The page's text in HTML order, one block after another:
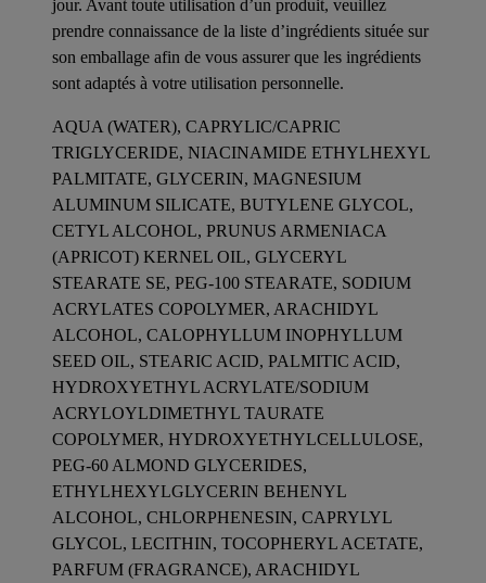
jour. Avant toute utilisation d’un produit, veuillez
prendre connaissance de la liste d’ingrédients située sur
son emballage afin de vous assurer que les ingrédients
sont adaptés à votre utilisation personnelle.
AQUA (WATER), CAPRYLIC/CAPRIC
TRIGLYCERIDE, NIACINAMIDE ETHYLHEXYL
PALMITATE, GLYCERIN, MAGNESIUM
ALUMINUM SILICATE, BUTYLENE GLYCOL,
CETYL ALCOHOL, PRUNUS ARMENIACA
(APRICOT) KERNEL OIL, GLYCERYL
STEARATE SE, PEG-100 STEARATE, SODIUM
ACRYLATES COPOLYMER, ARACHIDYL
ALCOHOL, CALOPHYLLUM INOPHYLLUM
SEED OIL, STEARIC ACID, PALMITIC ACID,
HYDROXYETHYL ACRYLATE/SODIUM
ACRYLOYLDIMETHYL TAURATE
COPOLYMER, HYDROXYETHYLCELLULOSE,
PEG-60 ALMOND GLYCERIDES,
ETHYLHEXYLGLYCERIN BEHENYL
ALCOHOL, CHLORPHENESIN, CAPRYLYL
GLYCOL, LECITHIN, TOCOPHERYL ACETATE,
PARFUM (FRAGRANCE), ARACHIDYL